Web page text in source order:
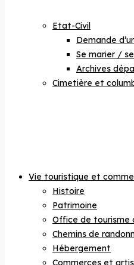
Etat-Civil
Demande
Se marier /
Archives
Cimetière et
Vie touristique et
Histoire
Patrimoine
Office de tourisme
Chemins de
Hébergement
Commerces et